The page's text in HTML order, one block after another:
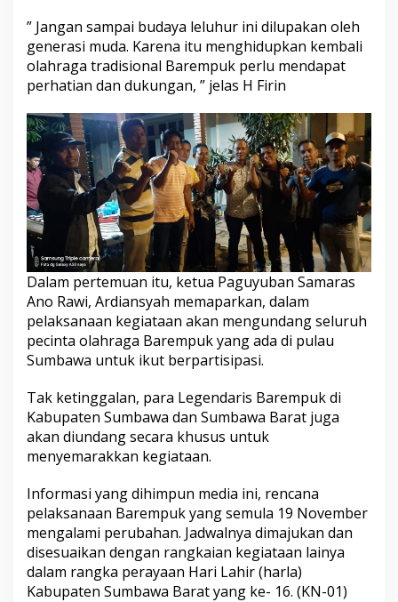
” Jangan sampai budaya leluhur ini dilupakan oleh
generasi muda. Karena itu menghidupkan kembali
olahraga tradisional Barempuk perlu mendapat
perhatian dan dukungan, ” jelas H Firin
Dalam pertemuan itu, ketua Paguyuban Samaras
Ano Rawi, Ardiansyah memaparkan, dalam
pelaksanaan kegiataan akan mengundang seluruh
pecinta olahraga Barempuk yang ada di pulau
Sumbawa untuk ikut berpartisipasi.
Tak ketinggalan, para Legendaris Barempuk di
Kabupaten Sumbawa dan Sumbawa Barat juga
akan diundang secara khusus untuk
menyemarakkan kegiataan.
Informasi yang dihimpun media ini, rencana
pelaksanaan Barempuk yang semula 19 November
mengalami perubahan. Jadwalnya dimajukan dan
disesuaikan dengan rangkaian kegiataan lainya
dalam rangka perayaan Hari Lahir (harla)
Kabupaten Sumbawa Barat yang ke- 16. (KN-01)